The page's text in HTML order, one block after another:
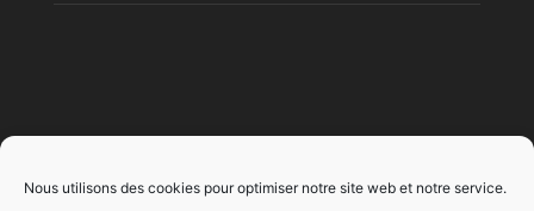
Nous utilisons des cookies pour optimiser notre site web et notre service.